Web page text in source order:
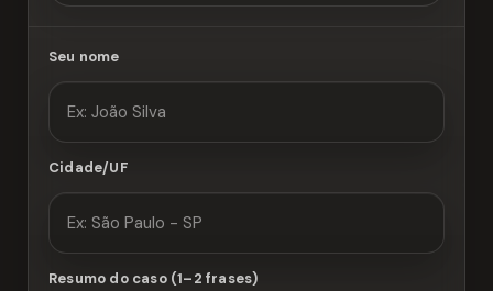
Seu nome
Cidade/UF
Resumo do caso (1–2 frases)